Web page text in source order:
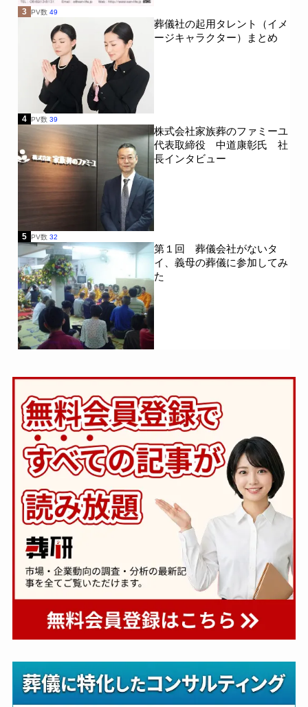
3 PV数 49
葬儀社の起用タレント（イメ
ージキャラクター）まとめ
4 PV数 39
株式会社家族葬のファミーユ
代表取締役 中道康彰氏 社
長インタビュー
5 PV数 32
第１回 葬儀会社がないタ
イ、義母の葬儀に参加してみ
た